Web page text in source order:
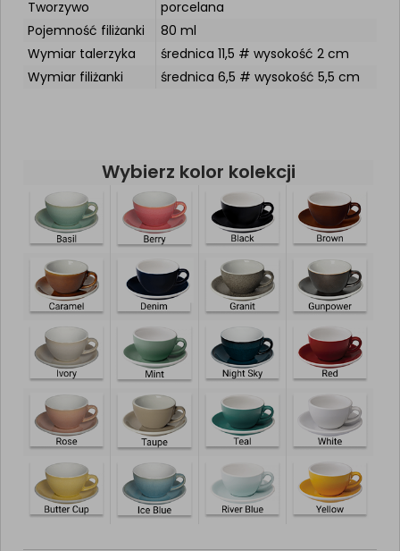
Tworzywo
porcelana
Pojemność filiżanki
80 ml
Wymiar talerzyka
średnica 11,5 # wysokość 2 cm
Wymiar filiżanki
średnica 6,5 # wysokość 5,5 cm
Wybierz kolor kolekcji